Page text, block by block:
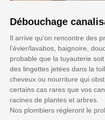
Débouchage
Il arrive qu'on rencontre des
l’évier/lavabos, baignoire,
probable que la tuyauterie
des lingettes jetées dans la
cheveux ou nourriture qui
certains cas rares que vos
racines de plantes et arbres.
Nos plombiers régleront le